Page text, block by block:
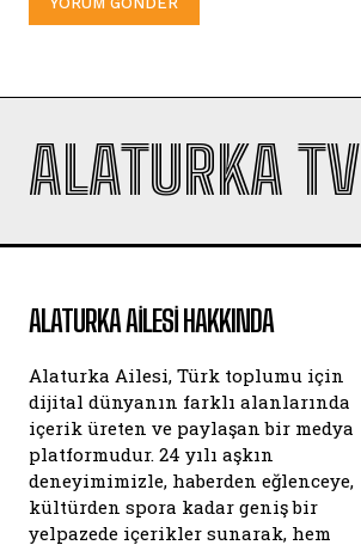
ALATURKA TV
ALATURKA AILESI HAKKINDA
Alaturka Ailesi, Türk toplumu için
dijital dünyanın farklı alanlarında
içerik üreten ve paylaşan bir medya
platformudur. 24 yılı aşkın
deneyimimizle, haberden eğlenceye,
kültürden spora kadar geniş bir
yelpazede içerikler sunarak, hem